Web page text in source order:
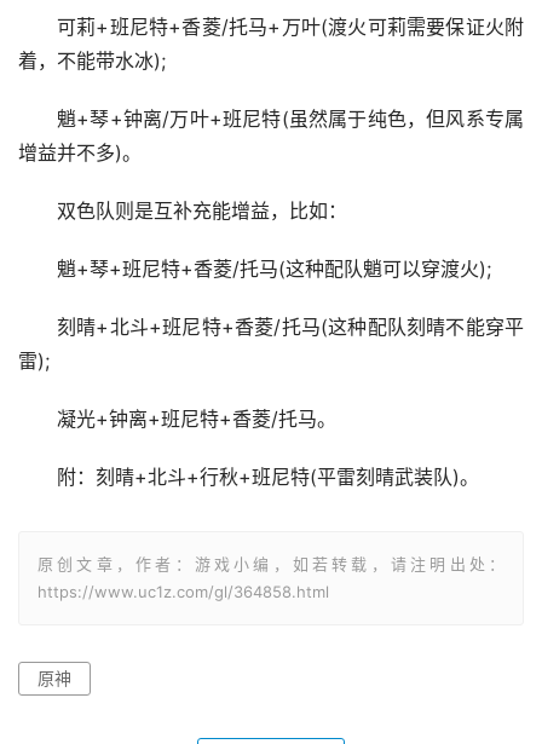
可莉+班尼特+香菱/托马+万叶(渡火可莉需要保证火附
着，不能带水冰);
魈+琴+钟离/万叶+班尼特(虽然属于纯色，但风系专属
增益并不多)。
双色队则是互补充能增益，比如：
魈+琴+班尼特+香菱/托马(这种配队魈可以穿渡火);
刻晴+北斗+班尼特+香菱/托马(这种配队刻晴不能穿平
雷);
凝光+钟离+班尼特+香菱/托马。
附：刻晴+北斗+行秋+班尼特(平雷刻晴武装队)。
原创文章，作者：游戏小编，如若转载，请注明出处：
https://www.uc1z.com/gl/364858.html
原神